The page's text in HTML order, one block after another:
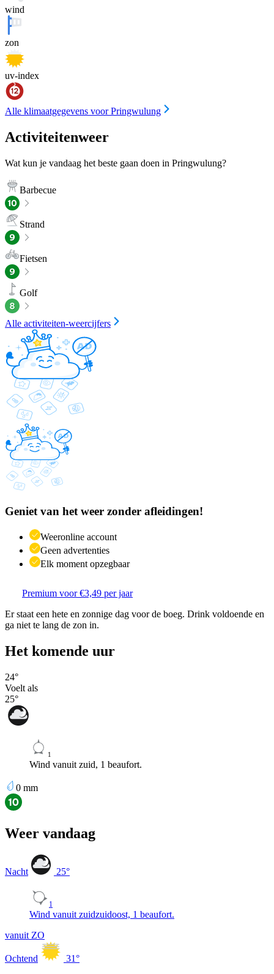
wind
zon
uv-index
Alle klimaatgegevens voor Pringwulung
Activiteitenweer
Wat kun je vandaag het beste gaan doen in Pringwulung?
Barbecue
Strand
Fietsen
Golf
Alle activiteiten-weercijfers
Geniet van het weer zonder afleidingen!
Weeronline account
Geen advertenties
Elk moment opzegbaar
Premium voor €3,49 per jaar
Er staat een hete en zonnige dag voor de boeg. Drink voldoende en
ga niet te lang de zon in.
Het komende uur
24°
Voelt als
25°
1
Wind vanuit zuid, 1 beaufort.
0 mm
Weer vandaag
Nacht 25°
1
Wind vanuit zuidzuidoost, 1 beaufort.
vanuit ZO
Ochtend 31°